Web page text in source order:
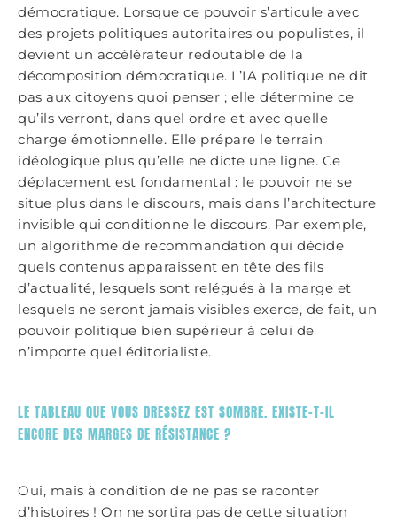
démocratique. Lorsque ce pouvoir s’articule avec
des projets politiques autoritaires ou populistes, il
devient un accélérateur redoutable de la
décomposition démocratique. L’IA politique ne dit
pas aux citoyens quoi penser ; elle détermine ce
qu’ils verront, dans quel ordre et avec quelle
charge émotionnelle. Elle prépare le terrain
idéologique plus qu’elle ne dicte une ligne. Ce
déplacement est fondamental : le pouvoir ne se
situe plus dans le discours, mais dans l’architecture
invisible qui conditionne le discours. Par exemple,
un algorithme de recommandation qui décide
quels contenus apparaissent en tête des fils
d’actualité, lesquels sont relégués à la marge et
lesquels ne seront jamais visibles exerce, de fait, un
pouvoir politique bien supérieur à celui de
n’importe quel éditorialiste.
LE TABLEAU QUE VOUS DRESSEZ EST SOMBRE. EXISTE-T-IL
ENCORE DES MARGES DE RÉSISTANCE ?
Oui, mais à condition de ne pas se raconter
d’histoires ! On ne sortira pas de cette situation